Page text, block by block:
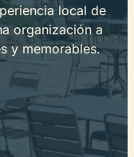
local de
organización a
y memorables.